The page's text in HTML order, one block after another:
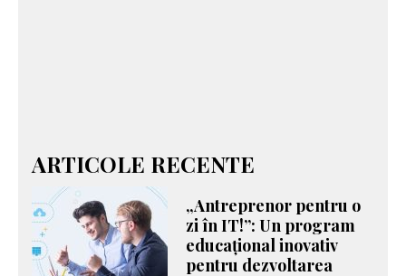
ARTICOLE RECENTE
„Antreprenor pentru o
zi în IT!”: Un program
educațional inovativ
pentru dezvoltarea